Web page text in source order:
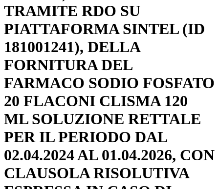
TRAMITE RDO SU
PIATTAFORMA SINTEL (ID
181001241), DELLA
FORNITURA DEL
FARMACO SODIO FOSFATO
20 FLACONI CLISMA 120
ML SOLUZIONE RETTALE
PER IL PERIODO DAL
02.04.2024 AL 01.04.2026, CON
CLAUSOLA RISOLUTIVA